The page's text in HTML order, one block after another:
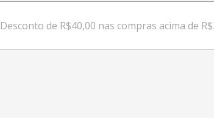
Desconto de R$40,00 nas compras acima de